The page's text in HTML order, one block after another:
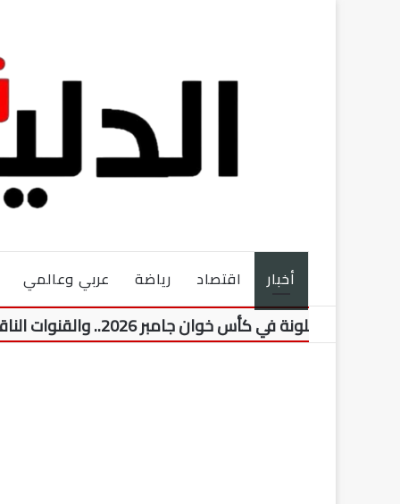
أخبار اقتصاد رياضة عربي وعالمي
في كأس خوان جامبر 2026.. والقنوات الناقلة